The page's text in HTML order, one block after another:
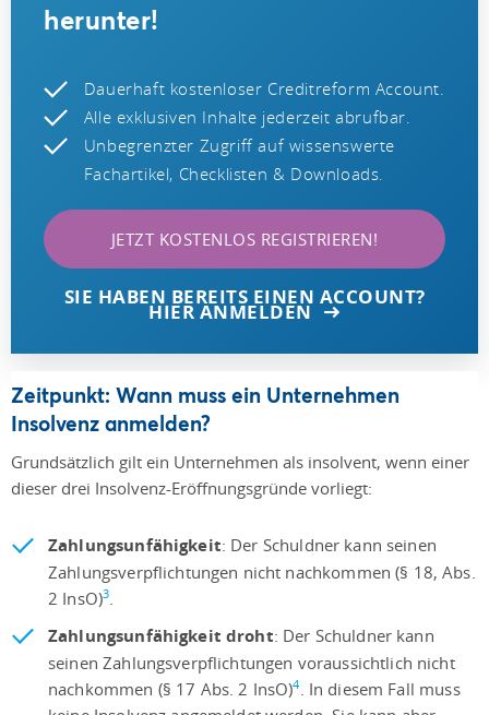
herunter!
Dauerhaft kostenloser Creditreform Account.
Alle exklusiven Inhalte jederzeit abrufbar.
Unbegrenzter Zugriff auf wissenswerte
Fachartikel, Checklisten & Downloads.
JETZT KOSTENLOS REGISTRIEREN!
SIE HABEN BEREITS EINEN ACCOUNT?
HIER ANMELDEN
Zeitpunkt: Wann muss ein Unternehmen
Insolvenz anmelden?
Grundsätzlich gilt ein Unternehmen als insolvent, wenn einer
dieser drei Insolvenz-Eröffnungsgründe vorliegt:
Zahlungsunfähigkeit: Der Schuldner kann seinen
Zahlungsverpflichtungen nicht nachkommen (§ 18, Abs.
2 InsO)3
Zahlungsunfähigkeit droht: Der Schuldner kann
seinen Zahlungsverpflichtungen voraussichtlich nicht
nachkommen (§ 17 Abs. 2 InsO)4
. In diesem Fall muss